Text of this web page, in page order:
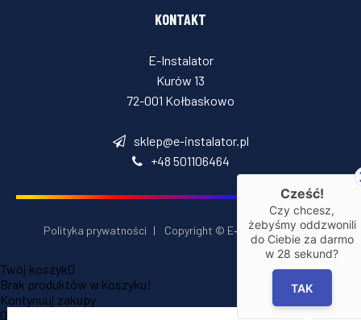
KONTAKT
E-Instalator
Kurów 13
72-001 Kołbaskowo
sklep@e-instalator.pl
+48 501106464
Polityka prywatności | Copyright © E‑Installator 2026
Twój koszyk0
Brak produktów w koszyku!
Kontynuuj zakupy
0
Cześć!
Czy chcesz,
żebyśmy oddzwonili
do Ciebie za darmo
w 28 sekund?
TAK